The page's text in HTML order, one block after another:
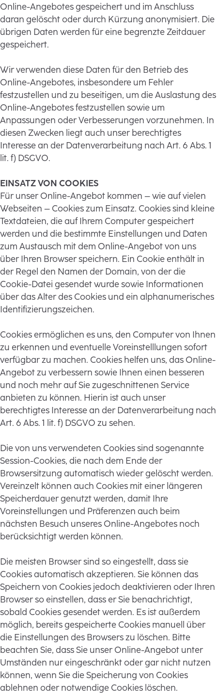
Online-Angebotes gespeichert und im Anschluss
daran gelöscht oder durch Kürzung anonymisiert. Die
übrigen Daten werden für eine begrenzte Zeitdauer
gespeichert.
Wir verwenden diese Daten für den Betrieb des
Online-Angebotes, insbesondere um Fehler
festzustellen und zu beseitigen, um die Auslastung des
Online-Angebotes festzustellen sowie um
Anpassungen oder Verbesserungen vorzunehmen. In
diesen Zwecken liegt auch unser berechtigtes
Interesse an der Datenverarbeitung nach Art. 6 Abs. 1
lit. f) DSGVO.
EINSATZ VON COOKIES
Für unser Online-Angebot kommen – wie auf vielen
Webseiten – Cookies zum Einsatz. Cookies sind kleine
Textdateien, die auf Ihrem Computer gespeichert
werden und die bestimmte Einstellungen und Daten
zum Austausch mit dem Online-Angebot von uns
über Ihren Browser speichern. Ein Cookie enthält in
der Regel den Namen der Domain, von der die
Cookie-Datei gesendet wurde sowie Informationen
über das Alter des Cookies und ein alphanumerisches
Identifizierungszeichen.
Cookies ermöglichen es uns, den Computer von Ihnen
zu erkennen und eventuelle Voreinstelllungen sofort
verfügbar zu machen. Cookies helfen uns, das Online-
Angebot zu verbessern sowie Ihnen einen besseren
und noch mehr auf Sie zugeschnittenen Service
anbieten zu können. Hierin ist auch unser
berechtigtes Interesse an der Datenverarbeitung nach
Art. 6 Abs. 1 lit. f) DSGVO zu sehen.
Die von uns verwendeten Cookies sind sogenannte
Session-Cookies, die nach dem Ende der
Browsersitzung automatisch wieder gelöscht werden.
Vereinzelt können auch Cookies mit einer längeren
Speicherdauer genutzt werden, damit Ihre
Voreinstellungen und Präferenzen auch beim
nächsten Besuch unseres Online-Angebotes noch
berücksichtigt werden können.
Die meisten Browser sind so eingestellt, dass sie
Cookies automatisch akzeptieren. Sie können das
Speichern von Cookies jedoch deaktivieren oder Ihren
Browser so einstellen, dass er Sie benachrichtigt,
sobald Cookies gesendet werden. Es ist außerdem
möglich, bereits gespeicherte Cookies manuell über
die Einstellungen des Browsers zu löschen. Bitte
beachten Sie, dass Sie unser Online-Angebot unter
Umständen nur eingeschränkt oder gar nicht nutzen
können, wenn Sie die Speicherung von Cookies
ablehnen oder notwendige Cookies löschen.